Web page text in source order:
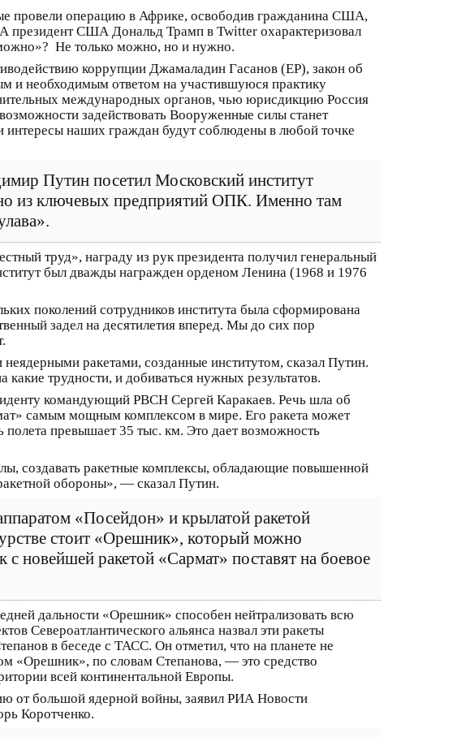
провели операцию в Африке, освободив гражданина США,
президент США Дональд Трамп в Twitter охарактеризовал
Не только можно, но и нужно.
коррупции Джамаладин Гасанов (ЕР), закон об
и необходимым ответом на участившуюся практику
международных органов, чью юрисдикцию Россия
задействовать Вооруженные силы станет
наших граждан будут соблюдены в любой точке
Путин посетил Московский институт
из ключевых предприятий ОПК. Именно там
труд», награду из рук президента получил генеральный
был дважды награжден орденом Ленина (1968 и 1976
поколений сотрудников института была сформирована
задел на десятилетия вперед. Мы до сих пор
ракетами, созданные институтом, сказал Путин.
трудности, и добиваться нужных результатов.
командующий РВСН Сергей Каракаев. Речь шла об
самым мощным комплексом в мире. Его ракета может
полета превышает 35 тыс. км. Это дает возможность
создавать ракетные комплексы, обладающие повышенной
обороны», — сказал Путин.
«Посейдон» и крылатой ракетой
стоит «Орешник», который можно
новейшей ракетой «Сармат» поставят на боевое
дальности «Орешник» способен нейтрализовать всю
Североатлантического альянса назвал эти ракеты
в беседе с ТАСС. Он отметил, что на планете не
«Орешник», по словам Степанова, — это средство
всей континентальной Европы.
от большой ядерной войны, заявил РИА Новости
Коротченко.